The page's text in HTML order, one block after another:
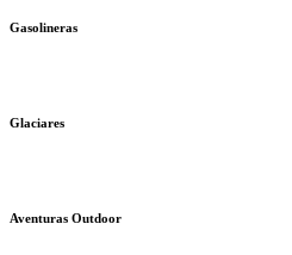
Gasolineras
Glaciares
Aventuras Outdoor